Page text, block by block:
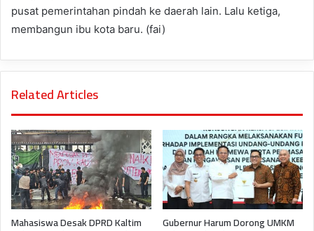
pusat pemerintahan pindah ke daerah lain. Lalu ketiga,
membangun ibu kota baru. (fai)
Related Articles
Mahasiswa Desak DPRD Kaltim Gubernur Harum Dorong UMKM